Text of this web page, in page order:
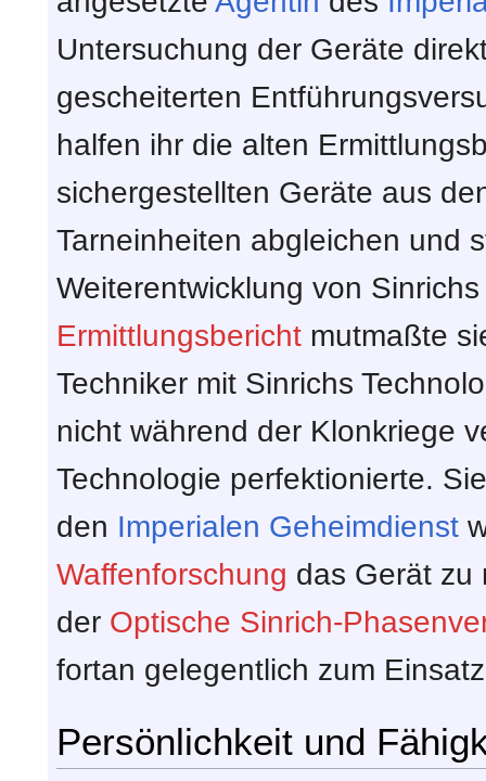
Untersuchung der Geräte
gescheiterten
halfen ihr die alten
sichergestellten Geräte aus
Tarneinheiten abgleichen und
Weiterentwicklung von
Ermittlungsbericht mutmaßte
Techniker mit Sinrichs
nicht während der Klonkriege
Technologie perfektionierte.
den Imperialen Geheimdienst
Waffenforschung das Gerät zu
der Optische Sinrich-
fortan gelegentlich zum
Persönlichkeit und